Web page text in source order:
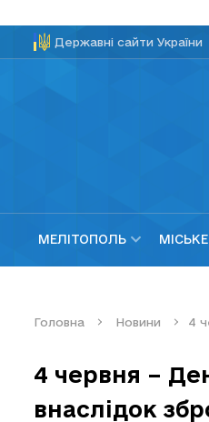
Державні сайти України
МЕЛІТОПОЛЬ
Головна Новини 4
4 червня –
внаслідок